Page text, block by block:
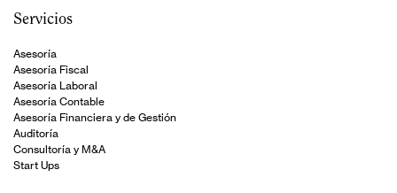
Servicios
Asesoría
Asesoría Fiscal
Asesoría Laboral
Asesoría Contable
Asesoría Financiera y de Gestión
Auditoría
Consultoría y M&A
Start Ups